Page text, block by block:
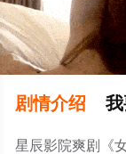
剧情介绍
星辰影院爽剧《